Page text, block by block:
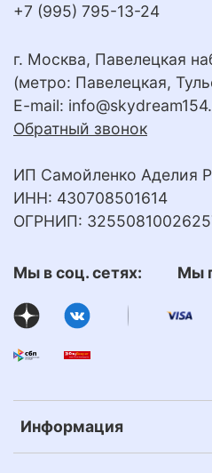
Информация
+7 (995) 795-13-24
г. Москва, Павелецкая
(метро: Павелецкая,
E-mail:
Обратный звонок
ИП Самойленко Аделия
ИНН: 430708501614
ОГРНИП:
Мы в соц. сетях: Мы